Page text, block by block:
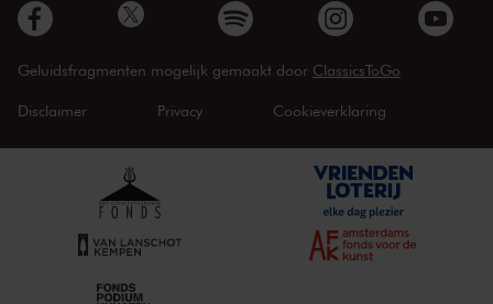
Geluidsfragmenten mogelijk gemaakt door ClassicsToGo
Disclaimer Privacy Cookieverklaring